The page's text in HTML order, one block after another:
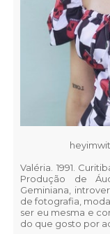
Valéria. 1991.
Produção de
Geminiana,
de fotografia,
ser eu mesma e
do que gosto por